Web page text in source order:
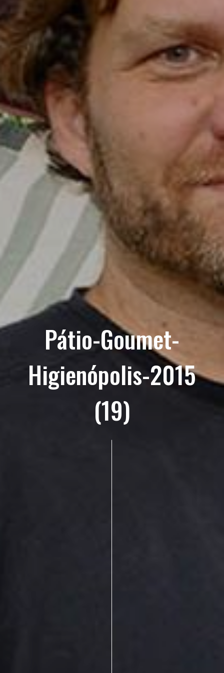
Pátio-Goumet-
Higienópolis-2015
(19)